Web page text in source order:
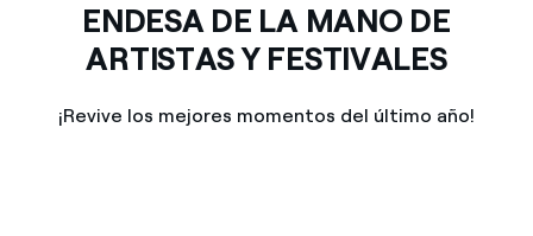
ENDESA DE LA MANO DE
ARTISTAS Y FESTIVALES
¡Revive los mejores momentos del último año!